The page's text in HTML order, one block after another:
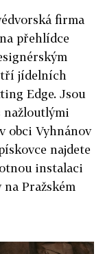
firma
přehlídce
tří jídelních
Edge. Jsou
nažloutlými
obci Vyhnánov
najdete
instalaci
Pražském